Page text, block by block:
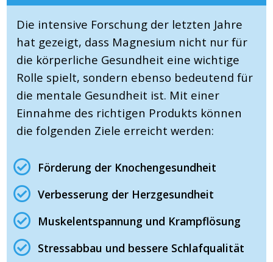
Die intensive Forschung der letzten Jahre
hat gezeigt, dass Magnesium nicht nur für
die körperliche Gesundheit eine wichtige
Rolle spielt, sondern ebenso bedeutend für
die mentale Gesundheit ist. Mit einer
Einnahme des richtigen Produkts können
die folgenden Ziele erreicht werden:
Förderung der Knochengesundheit
Verbesserung der Herzgesundheit
Muskelentspannung und Krampflösung
Stressabbau und bessere Schlafqualität